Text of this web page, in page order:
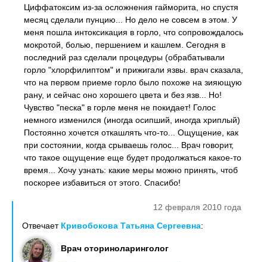
Циффатоксим из-за осложнения гайморита, но спустя
месяц сделали пунцию... Но дело не совсем в этом. У
меня пошла интоксикация в горло, что сопровождалось
мокротой, болью, першением и кашлем. Сегодня в
последний раз сделали процедуры (обрабатывали
горло "хлорфилиптом" и прижигали язвы. врач сказала,
что на первом приеме горло было похоже на зияющую
рану, и сейчас оно хорошего цвета и без язв... Но!
Чувство "песка" в горле меня не покидает! Голос
немного изменился (иногда осипший, иногда хриплый)
Постоянно хочется откашлять что-то... Ощущение, как
при состоянии, когда срываешь голос... Врач говорит,
что такое ощущение еще будет продолжаться какое-то
время... Хочу узнать: какие меры можно принять, чтоб
поскорее избавиться от этого. Спасибо!
12 февраля 2010 года
Отвечает Кривобокова Татьяна Сергеевна:
Врач оториноларинголог